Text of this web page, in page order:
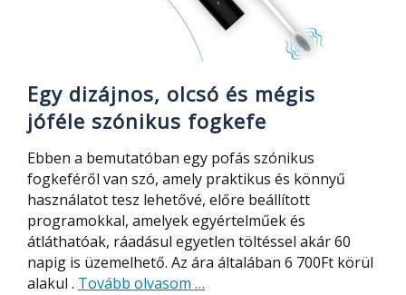
től
Egy dizájnos, olcsó és mégis
jóféle szónikus fogkefe
Ebben a bemutatóban egy pofás szónikus
fogkeféről van szó, amely praktikus és könnyű
használatot tesz lehetővé, előre beállított
programokkal, amelyek egyértelműek és
átláthatóak, ráadásul egyetlen töltéssel akár 60
napig is üzemelhető. Az ára általában 6 700Ft körül
alakul . Tovább olvasom about
…